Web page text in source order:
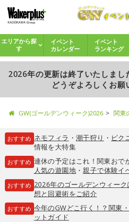
エリアから探
す
イベント
カレンダー
イベント
ランキング
2026年の更新は終了いたしまし
どうぞよろしくお願
GW(ゴールデンウィーク)2026 関東
おすすめ ネモフィラ ・ 潮干狩り ・ ピク
情報を大特集
おすすめ 連休の予定はこれ！関東おで
人気の遊園地・親子で体験イ
おすすめ 2026年のゴールデンウィー
想と回避術をご紹介
おすすめ 今年のGWどこ行く！？関東
ットガイド